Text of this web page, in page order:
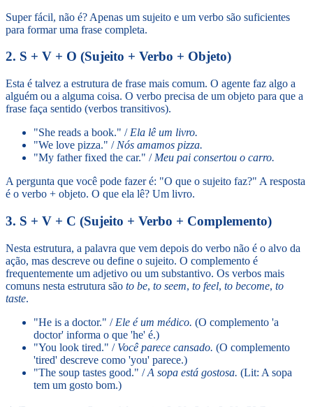
Super fácil, não é? Apenas um sujeito e um verbo são suficientes
para formar uma frase completa.
2. S + V + O (Sujeito + Verbo + Objeto)
Esta é talvez a estrutura de frase mais comum. O agente faz algo a
alguém ou a alguma coisa. O verbo precisa de um objeto para que a
frase faça sentido (verbos transitivos).
"She reads a book." / Ela lê um livro.
"We love pizza." / Nós amamos pizza.
"My father fixed the car." / Meu pai consertou o carro.
A pergunta que você pode fazer é: "O que o sujeito faz?" A resposta
é o verbo + objeto. O que ela lê? Um livro.
3. S + V + C (Sujeito + Verbo + Complemento)
Nesta estrutura, a palavra que vem depois do verbo não é o alvo da
ação, mas descreve ou define o sujeito. O complemento é
frequentemente um adjetivo ou um substantivo. Os verbos mais
comuns nesta estrutura são to be, to seem, to feel, to become, to
taste.
"He is a doctor." / Ele é um médico. (O complemento 'a
doctor' informa o que 'he' é.)
"You look tired." / Você parece cansado. (O complemento
'tired' descreve como 'you' parece.)
"The soup tastes good." /A sopa está gostosa. (Lit: A sopa
tem um gosto bom.)